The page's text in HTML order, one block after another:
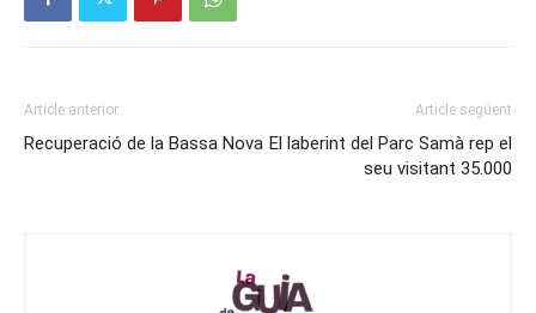
Article anterior
Recuperació de la Bassa Nova
Article següent
El laberint del Parc Samà rep el
seu visitant 35.000